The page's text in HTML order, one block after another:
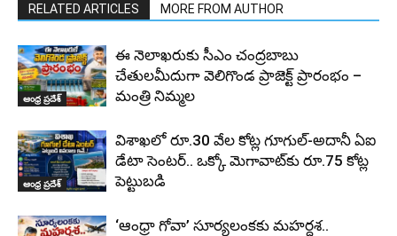
RELATED ARTICLES MORE FROM AUTHOR
ఆంధ్ర ప్రదేశ్
ఈ నెలాఖరుకు సీఎం చంద్రబాబు
చేతులమీదుగా వెలిగొండ ప్రాజెక్ట్‌ ప్రారంభం –
మంత్రి నిమ్మల
ఆంధ్ర ప్రదేశ్
విశాఖలో రూ.30 వేల కోట్ల గూగుల్-అదానీ ఏఐ
డేటా సెంటర్.. ఒక్కో మెగావాట్‌కు రూ.75 కోట్ల
పెట్టుబడి
‘ఆంధ్రా గోవా’ సూర్యలంకకు మహర్దశ..